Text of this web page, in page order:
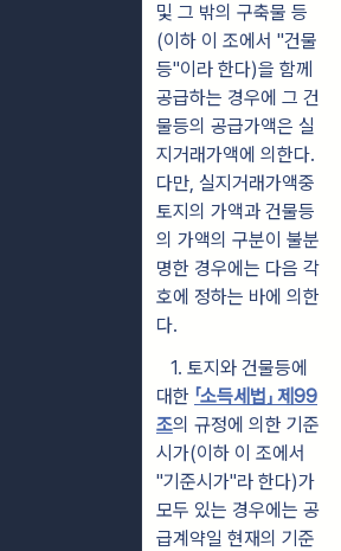
및 그 밖의 구축물 등
(이하 이 조에서 "건물
등"이라 한다)을 함께
공급하는 경우에 그 건
물등의 공급가액은 실
지거래가액에 의한다.
다만, 실지거래가액중
토지의 가액과 건물등
의 가액의 구분이 불분
명한 경우에는 다음 각
호에 정하는 바에 의한
다.
1. 토지와 건물등에
대한 「소득세법」 제99
조의 규정에 의한 기준
시가(이하 이 조에서
"기준시가"라 한다)가
모두 있는 경우에는 공
급계약일 현재의 기준